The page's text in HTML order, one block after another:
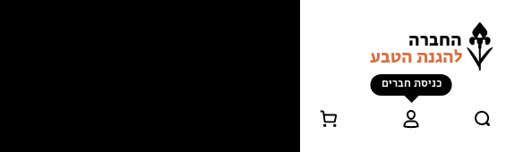
החברה
להגנת הטבע
כניסת חברים